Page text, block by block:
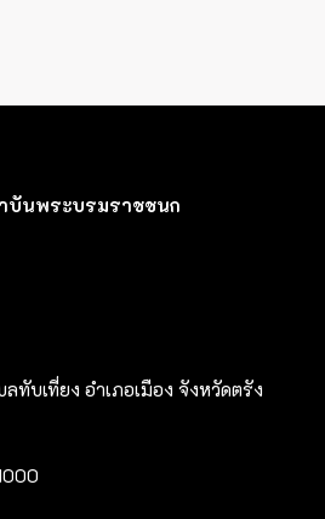
บันพระบรมราชชนก
ทับเที่ยง อำเภอเมือง จังหวัดตรัง